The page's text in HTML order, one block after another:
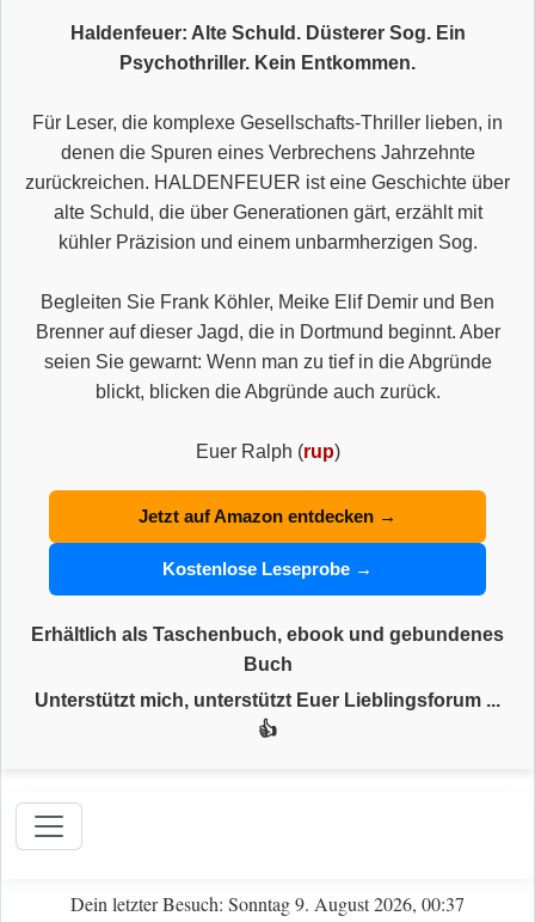
Haldenfeuer: Alte Schuld. Düsterer Sog. Ein
Psychothriller. Kein Entkommen.
Für Leser, die komplexe Gesellschafts-Thriller lieben, in
denen die Spuren eines Verbrechens Jahrzehnte
zurückreichen. HALDENFEUER ist eine Geschichte über
alte Schuld, die über Generationen gärt, erzählt mit
kühler Präzision und einem unbarmherzigen Sog.
Begleiten Sie Frank Köhler, Meike Elif Demir und Ben
Brenner auf dieser Jagd, die in Dortmund beginnt. Aber
seien Sie gewarnt: Wenn man zu tief in die Abgründe
blickt, blicken die Abgründe auch zurück.
Euer Ralph (rup)
Jetzt auf Amazon entdecken →
Kostenlose Leseprobe →
Erhältlich als Taschenbuch, ebook und gebundenes
Buch
Unterstützt mich, unterstützt Euer Lieblingsforum ...
👍
Dein letzter Besuch: Sonntag 9. August 2026, 00:37